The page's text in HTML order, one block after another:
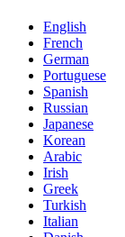
English
French
German
Portuguese
Spanish
Russian
Japanese
Korean
Arabic
Irish
Greek
Turkish
Italian